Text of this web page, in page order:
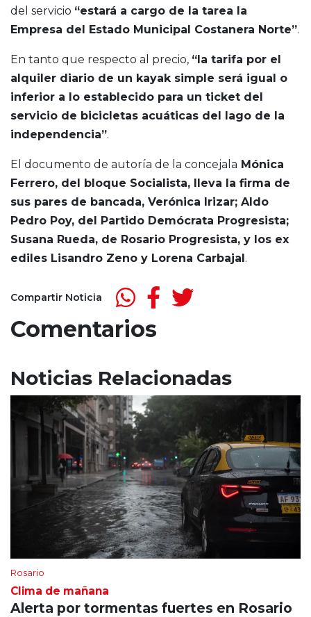
del servicio “estará a cargo de la tarea la
Empresa del Estado Municipal Costanera Norte”.
En tanto que respecto al precio, “la tarifa por el
alquiler diario de un kayak simple será igual o
inferior a lo establecido para un ticket del
servicio de bicicletas acuáticas del lago de la
independencia”.
El documento de autoría de la concejala Mónica
Ferrero, del bloque Socialista, lleva la firma de
sus pares de bancada, Verónica Irizar; Aldo
Pedro Poy, del Partido Demócrata Progresista;
Susana Rueda, de Rosario Progresista, y los ex
ediles Lisandro Zeno y Lorena Carbajal .
Compartir Noticia
Comentarios
Noticias Relacionadas
Rosario
Clima de mañana
Alerta por tormentas fuertes en Rosario